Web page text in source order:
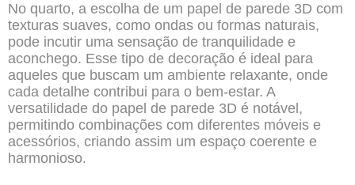
No quarto, a escolha de um papel de parede 3D com
texturas suaves, como ondas ou formas naturais,
pode incutir uma sensação de tranquilidade e
aconchego. Esse tipo de decoração é ideal para
aqueles que buscam um ambiente relaxante, onde
cada detalhe contribui para o bem-estar. A
versatilidade do papel de parede 3D é notável,
permitindo combinações com diferentes móveis e
acessórios, criando assim um espaço coerente e
harmonioso.